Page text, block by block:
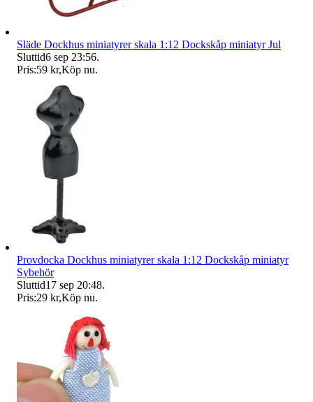
Släde Dockhus miniatyrer skala 1:12 Dockskåp miniatyr Jul
Sluttid6 sep 23:56.
Pris:59 kr,Köp nu.
Provdocka Dockhus miniatyrer skala 1:12 Dockskåp miniatyr
Sybehör
Sluttid17 sep 20:48.
Pris:29 kr,Köp nu.